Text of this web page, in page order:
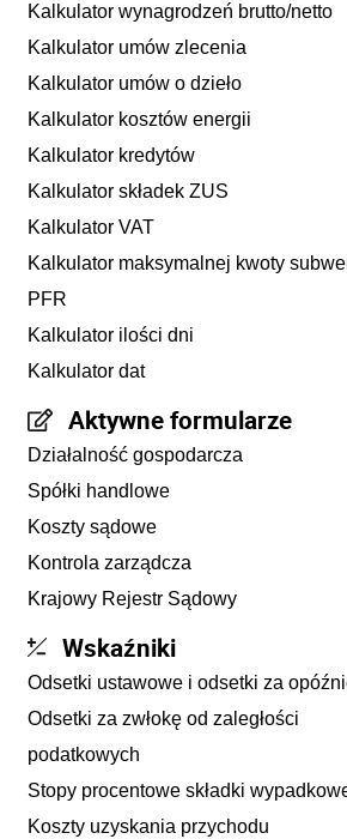
Kalkulator wynagrodzeń brutto/netto
Kalkulator umów zlecenia
Kalkulator umów o dzieło
Kalkulator kosztów energii
Kalkulator kredytów
Kalkulator składek ZUS
Kalkulator VAT
Kalkulator maksymalnej kwoty
PFR
Kalkulator ilości dni
Kalkulator dat
Aktywne formularze
Działalność gospodarcza
Spółki handlowe
Koszty sądowe
Kontrola zarządcza
Krajowy Rejestr Sądowy
Wskaźniki
Odsetki ustawowe i odsetki za
Odsetki za zwłokę od zaległości
podatkowych
Stopy procentowe składki
Koszty uzyskania przychodu